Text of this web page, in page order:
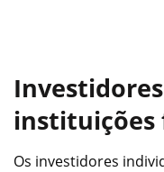
instituições
Os investidores